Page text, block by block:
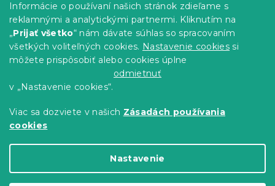
Informácie o používaní našich stránok zdieľame s
reklamnými a analytickými partnermi. Kliknutím na
„Prijať všetko“ nám dávate súhlas so spracovaním
všetkých voliteľných cookies. Nastavenie cookies si
môžete prispôsobiť alebo cookies úplne
odmietnuť
v „Nastavenie cookies“.
Viac sa dozviete v našich Zásadách používania
cookies
Nastavenie
Reklamácie a vrátenie tovaru
Kontakty
Obchodné podmienky
Podmienky ochrany osobných údajov
Pre partnerov